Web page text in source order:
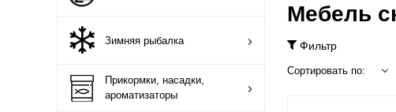
Средства для
Мягкие приманки
Зимняя рыбалка
Прикормки, насадки,
ароматизаторы
Мебель
Фильтр
Сортировать по: